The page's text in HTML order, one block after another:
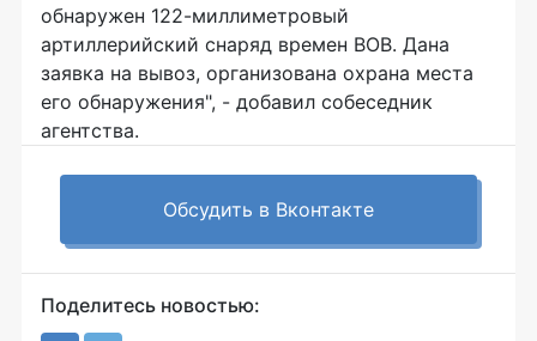
обнаружен 122-миллиметровый
артиллерийский снаряд времен ВОВ. Дана
заявка на вывоз, организована охрана места
его обнаружения", - добавил собеседник
агентства.
Обсудить в Вконтакте
Поделитесь новостью: